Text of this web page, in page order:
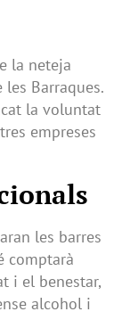
la neteja
Barraques.
la voluntat
empreses
les barres
comptarà
i el benestar,
alcohol i